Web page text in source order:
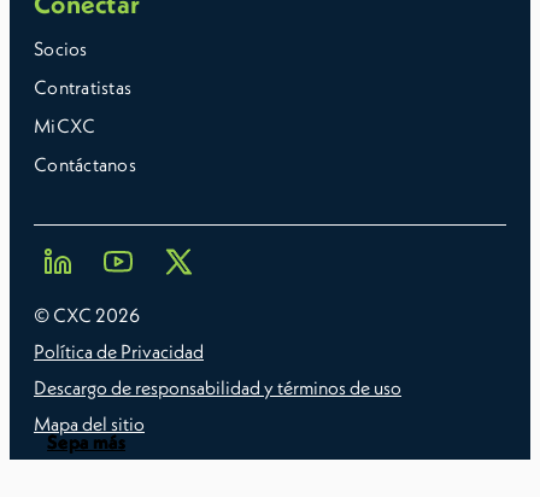
Sepa más
Sepa más
Sepa más
Socios
Contratistas
MiCXC
Contáctanos
© CXC 2026
Política de Privacidad
Descargo de responsabilidad y términos de uso
Mapa del sitio